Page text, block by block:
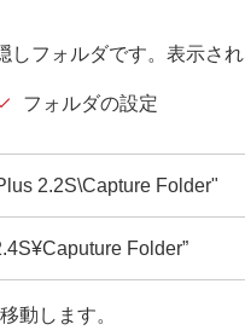
しフォルダです。表示さ
フォルダの設定
2.2S\Capture Folder"
Folder”
動します。